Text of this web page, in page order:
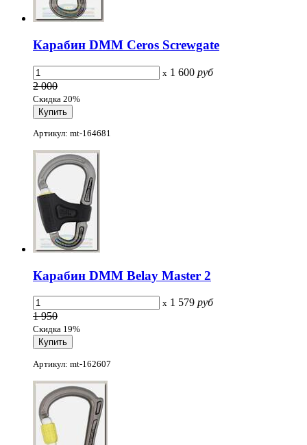
Карабин DMM Ceros Screwgate
x 1 600 руб
2 000
Скидка 20%
Артикул: mt-164681
Карабин DMM Belay Master 2
x 1 579 руб
1 950
Скидка 19%
Артикул: mt-162607